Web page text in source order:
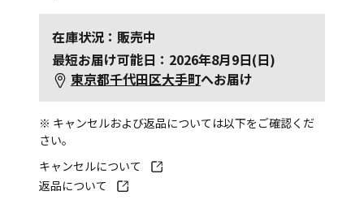
在庫状況：販売中
最短お届け可能日：2026年8月9日(日)
東京都千代田区大手町へお届け
※ キャンセルおよび返品については以下をご確認くだ
さい。
キャンセルについて
返品について